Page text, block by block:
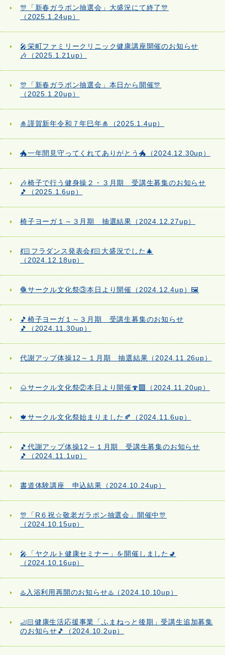
🎊「新春ガラポン抽選会」大盛況にて終了🎊
（2025.1.24up）
🎤栄町ファミリークリニック健康講座開催のお知らせ
🎶（2025.1.21up）
🎊「新春ガラポン抽選会」本日から開催🎊
（2025.1.20up）
🎍謹賀新年令和７年巳年🎍（2025.1.4up）
🐲一年間見守ってくれてありがとう🐲（2024.12.30up）
🎶椅子で行う健身操２・３月期 受講生募集のお知らせ
🎵（2025.1.6up）
椅子ヨーガ１～３月期 抽選結果（2024.12.27up）
💃🏻フラダンス発表会💃🏻大盛況でした🎄
（2024.12.18up）
🧶サークル文化祭③本日より開催（2024.12.4up）🖼️
🎵椅子ヨーガ１～３月期 受講生募集のお知らせ
🎵（2024.11.30up）
代謝アップ体操12～１月期 抽選結果（2024.11.26up）
🌰サークル文化祭②本日より開催🍄‍🟫（2024.11.20up）
🍁サークル文化祭始まりました🍂（2024.11.6up）
🎵代謝アップ体操12～１月期 受講生募集のお知らせ
🎵（2024.11.1up）
書道体験講座 申込結果（2024.10.24up）
🎊「R６祝☆敬老ガラポン抽選会」開催中🎊
（2024.10.15up）
🎤「ヤクルト健康セミナー」を開催しました🚽
（2024.10.16up）
♨️入浴利用再開のお知らせ♨️（2024.10.10up）
🦶🏻健康生活応援事業「ふまねっと後期」受講生追加募集
のお知らせ🎵（2024.10.2up）